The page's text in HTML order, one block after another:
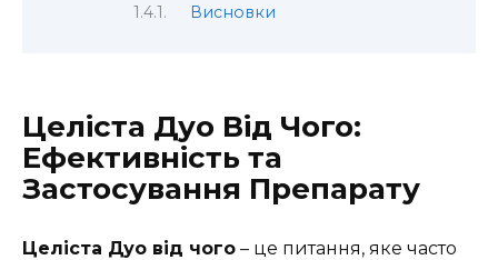
Висновки
Целіста Дуо Від Чого:
Ефективність та
Застосування Препарату
Целіста Дуо від чого – це питання, яке часто